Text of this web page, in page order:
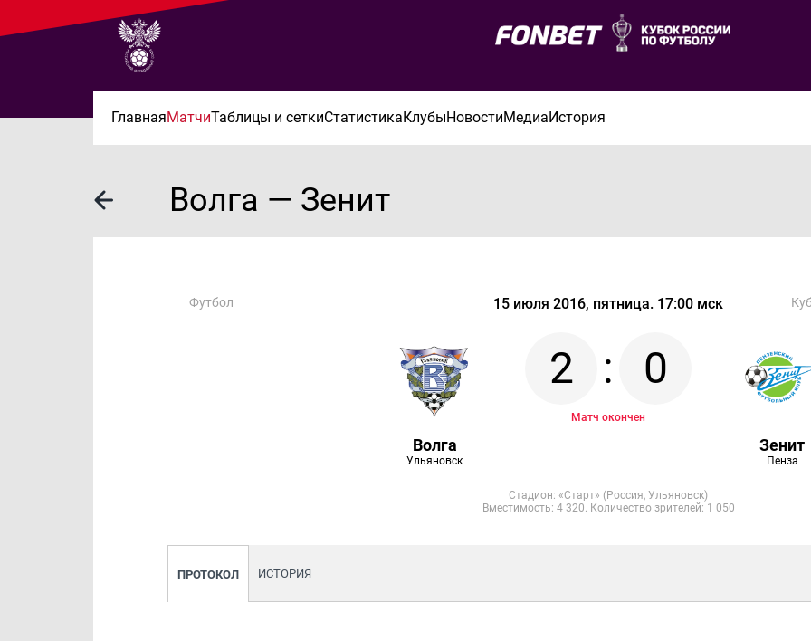
ГлавнаяМатчиТаблицы и сеткиСтатистикаКлубыНовостиМедиаИстория
Волга — Зенит
Футбол 15 июля 2016, пятница. 17:00 мск
Волга
Ульяновск
2 : 0
Матч окончен
Зенит
Пенза
Стадион: «Старт» (Россия, Ульяновск)
Вместимость: 4 320. Количество зрителей: 1 050
ПРОТОКОЛ ИСТОРИЯ